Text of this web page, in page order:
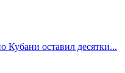
оставил десятки...